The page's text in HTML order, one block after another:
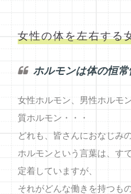
女性の体を左右する
ホルモンは体の恒
女性ホルモン、男性ホルモ
質ホルモン・・・
どれも、皆さんにおなじみ
ホルモンという言葉は、す
定着していますが、
それがどんな働きを持つも